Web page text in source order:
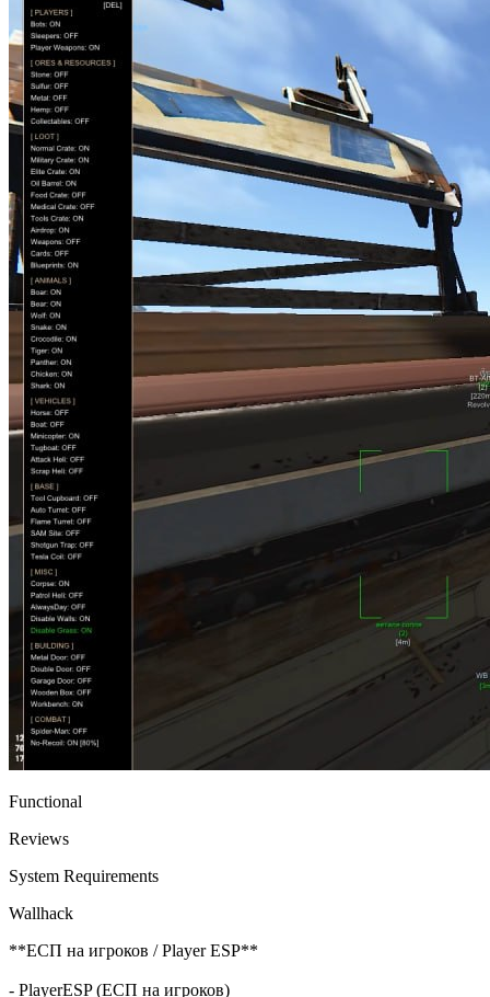
Functional
Reviews
System Requirements
Wallhack
**ЕСП на игроков / Player ESP**
- PlayerESP (ЕСП на игроков)